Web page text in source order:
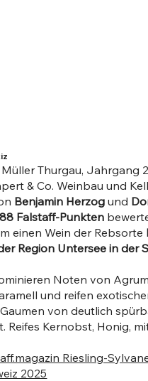
Thurgau, Jahrgang
& Co. Weinbau und
Benjamin Herzog und
88 Falstaff-Punkten
einen Wein der Rebsorte
Region Untersee in der
Noten von
und reifen
von deutlich
Reifes Kernobst, Honig,
Riesling-
2025